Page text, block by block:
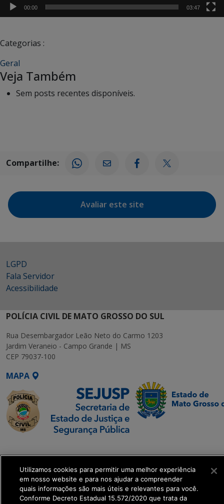
00:00 03:47
Categorias :
Geral
Veja Também
Sem posts recentes disponíveis.
Compartilhe:
Avaliar este site
LGPD
Fala Servidor
Acessibilidade
POLÍCIA CIVIL DE MATO GROSSO DO SUL
Rua Desembargador Leão Neto do Carmo 1203
Jardim Veraneio - Campo Grande | MS
CEP 79037-100
MAPA
Executiva de
Transformação Digital
get_footer();
Utilizamos cookies para permitir uma melhor experiência
em nosso website e para nos ajudar a compreender
quais informações são mais úteis e relevantes para você.
Conforme Decreto Estadual 15.572/2020 que trata da